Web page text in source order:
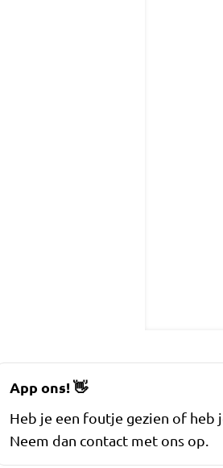
App ons!👋
Heb je een foutje gezien of
Neem dan contact met ons op.